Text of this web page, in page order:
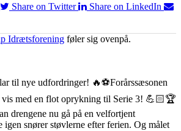
Share on Twitter
Share on LinkedIn
Idrætsforening føler sig ovenpå.
til nye udfordringer! 🔥⚽️Forårssæsonen
vis med en flot oprykning til Serie 3! 💪🏻🏆
drengene nu gå på en velfortjent
igen snører støvlerne efter ferien. Og målet